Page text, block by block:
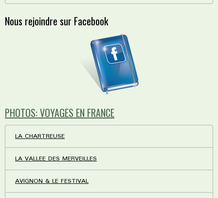
Nous rejoindre sur Facebook
PHOTOS: VOYAGES EN FRANCE
LA CHARTREUSE
LA VALLEE DES MERVEILLES
AVIGNON & LE FESTIVAL